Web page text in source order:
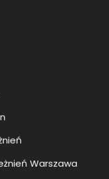
Warszawa